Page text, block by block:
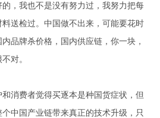
，我也不是没有努力过，我努力把每
送检过。中国做不出来，可能要花时
品牌杀价格，国内供应链，你一块，
对。
消费者觉得买逐本是种国货症状，但
中国产业链带来真正的技术升级，只